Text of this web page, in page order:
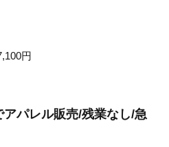
円
パレル販売/残業なし/急